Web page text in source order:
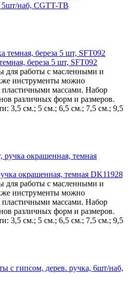
5шт/наб, CGTT-TB
береза 5 шт, SFT092
для работы с масленными и
инструменты можно
пластичными массами. Набор
различных форм и размеров.
3,5 см.; 5 см.; 6,5 см.; 7,5 см.; 9,5
окрашенная, темная DK11928
для работы с масленными и
инструменты можно
пластичными массами. Набор
различных форм и размеров.
3,5 см.; 5 см.; 6,5 см.; 7,5 см.; 9,5